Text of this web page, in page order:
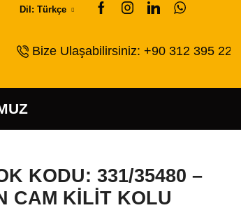
Dil: Türkçe
Bize Ulaşabilirsiniz: +90 312 395 22
KODU: 331/35480 –
CAM KİLİT KOLU